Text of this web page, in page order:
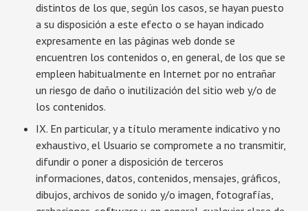
distintos de los que, según los casos, se hayan puesto
a su disposición a este efecto o se hayan indicado
expresamente en las páginas web donde se
encuentren los contenidos o, en general, de los que se
empleen habitualmente en Internet por no entrañar
un riesgo de daño o inutilización del sitio web y/o de
los contenidos.
IX. En particular, y a título meramente indicativo y no
exhaustivo, el Usuario se compromete a no transmitir,
difundir o poner a disposición de terceros
informaciones, datos, contenidos, mensajes, gráficos,
dibujos, archivos de sonido y/o imagen, fotografías,